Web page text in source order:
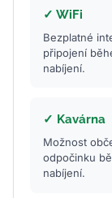
✓ WiFi
Bezplatné
připojení
nabíjení.
✓ Kavárna
Možnost
odpočinku
nabíjení.